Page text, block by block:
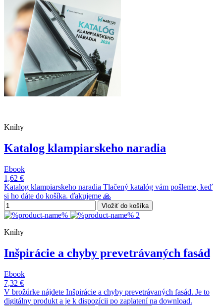
Knihy
Katalog klampiarskeho naradia
Ebook
1,62 €
Katalog klampiarskeho naradia Tlačený katalóg vám pošleme, keď
si ho dáte do košíka. ďakujeme 🙏
Vložiť do košíka
Knihy
Inšpirácie a chyby prevetrávaných fasád
Ebook
7,32 €
V brožúrke nájdete Inšpirácie a chyby prevetrávaných fasád. Je to
digitálny produkt a je k dispozícii po zaplatení na download.